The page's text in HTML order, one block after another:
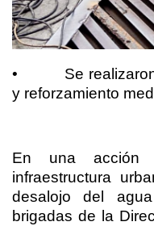
•
Se
y reforzamiento
En una acción
infraestructura
desalojo del
brigadas de la